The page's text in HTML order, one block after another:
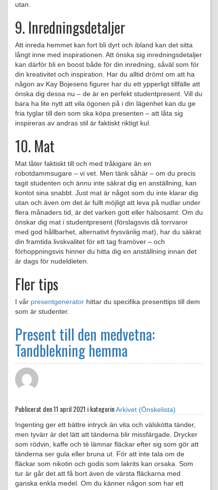
utan.
9. Inredningsdetaljer
Att inreda hemmet kan fort bli dyrt och ibland kan det sitta
långt inne med inspirationen. Att önska sig inredningsdetaljer
kan därför bli en boost både för din inredning, såväl som för
din kreativitet och inspiration. Har du alltid drömt om att ha
någon av Kay Bojesens figurer har du ett ypperligt tillfälle att
önska dig dessa nu – de är en perfekt studentpresent. Vill du
bara ha lite nytt att vila ögonen på i din lägenhet kan du ge
fria tyglar till den som ska köpa presenten – att låta sig
inspireras av andras stil är faktiskt riktigt kul.
10. Mat
Mat låter faktiskt till och med tråkigare än en
robotdammsugare – vi vet. Men tänk såhär – om du precis
tagit studenten och ännu inte säkrat dig en anställning, kan
kontot sina snabbt. Just mat är något som du inte klarar dig
utan och även om det är fullt möjligt att leva på nudlar under
flera månaders tid, är det varken gott eller hälsosamt. Om du
önskar dig mat i studentpresent (förslagsvis då torrvaror
med god hållbarhet, alternativt frysvänlig mat), har du säkrat
din framtida livskvalitet för ett tag framöver – och
förhoppningsvis hinner du hitta dig en anställning innan det
är dags för nudeldieten.
Fler tips
I vår presentgenerator hittar du specifika presenttips till dem
som är studenter.
Present till den medvetna:
Tandblekning hemma
Publicerat den11 april 2021 i kategorinArkivet (Önskelista)
Ingenting ger ett bättre intryck än vita och välskötta tänder,
men tyvärr är det lätt att tänderna blir missfärgade. Drycker
som rödvin, kaffe och té lämnar fläckar efter sig som gör att
tänderna ser gula eller bruna ut. För att inte tala om de
fläckar som nikotin och godis som lakrits kan orsaka. Som
tur är går det att få bort även de värsta fläckarna med
ganska enkla medel. Om du känner någon som har ett